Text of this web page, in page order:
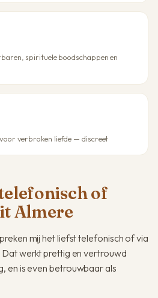
spirituele boodschappen en
verbroken liefde — discreet
of
Almere
mij het liefst telefonisch of via
Dat werkt prettig en vertrouwd
en is even betrouwbaar als